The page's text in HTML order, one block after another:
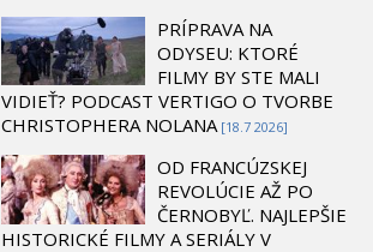
PRÍPRAVA NA
ODYSEU: KTORÉ
FILMY BY STE MALI
VIDIEŤ? PODCAST VERTIGO O TVORBE
CHRISTOPHERA NOLANA [18.7 2026]
OD FRANCÚZSKEJ
REVOLÚCIE AŽ PO
ČERNOBYĽ. NAJLEPŠIE
HISTORICKÉ FILMY A SERIÁLY V